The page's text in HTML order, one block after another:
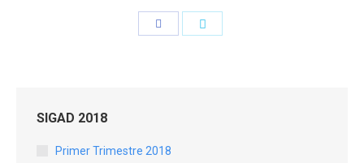
CompartirCompartir
SIGAD 2018
Primer Trimestre 2018